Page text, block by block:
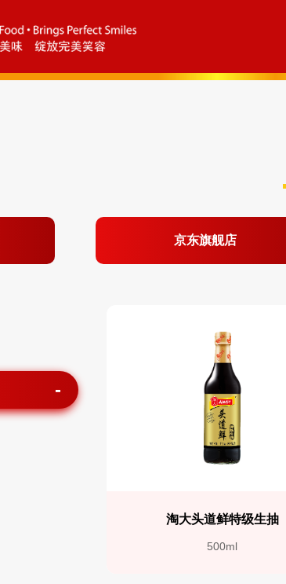
京东旗舰店
淘大头道鲜特级生抽
500ml